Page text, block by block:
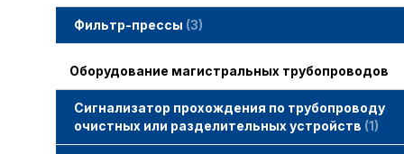
Фильтр-прессы 3
Оборудование магистральных трубопроводов
Сигнализатор прохождения по трубопроводу
очистных или разделительных устройств 1